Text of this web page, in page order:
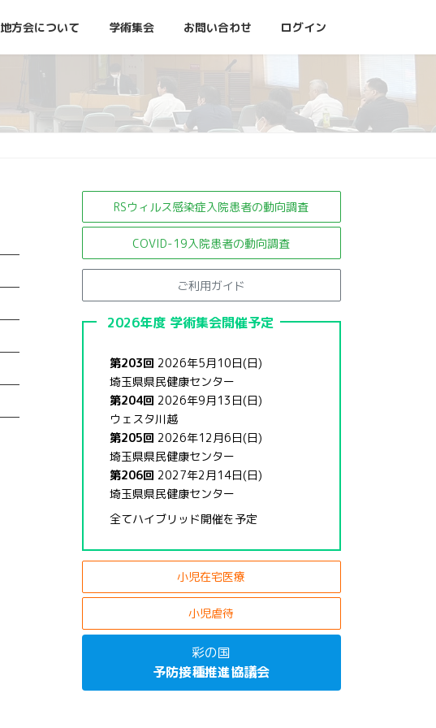
地方会について 学術集会 お問い合わせ ログイン
RSウィルス感染症入院患者の動向調査
COVID-19入院患者の動向調査
ご利用ガイド
2026年度 学術集会開催予定
第203回 2026年5月10日(日)
埼玉県県民健康センター
第204回 2026年9月13日(日)
ウェスタ川越
第205回 2026年12月6日(日)
埼玉県県民健康センター
第206回 2027年2月14日(日)
埼玉県県民健康センター
全てハイブリッド開催を予定
小児在宅医療
小児虐待
彩の国
予防接種推進協議会